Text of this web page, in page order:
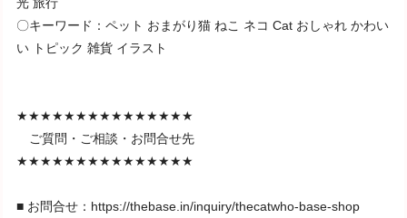
〇キーワード：ペット おまがり猫 ねこ ネコ Cat おしゃれ かわい
い トピック 雑貨 イラスト
★★★★★★★★★★★★★★★
ご質問・ご相談・お問合せ先
★★★★★★★★★★★★★★★
■ お問合せ： https://thebase.in/inquiry/thecatwho-base-shop